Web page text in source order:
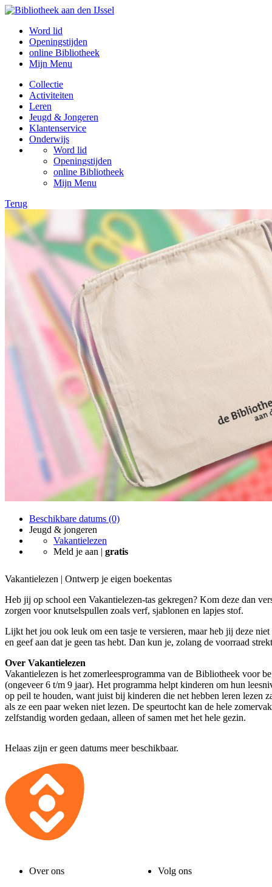
Word lid
Openingstijden
online Bibliotheek
Mijn Menu
Collectie
Activiteiten
Leren
Jeugd & Jongeren
Klantenservice
Onderwijs
Word lid
Openingstijden
online Bibliotheek
Mijn Menu
Terug
Beschikbare datums (0)
Jeugd & jongeren
Vakantielezen
Meld je aan | gratis
Vakantielezen | Ontwerp je eigen boekentas
Heb jij op school een Vakantielezen-tas gekregen? Kom deze dan
zorgen voor knutselspullen zoals verf, sjablonen en lapjes stof.
Lijkt het jou ook leuk om een tasje te versieren, maar heb jij deze
en geef aan dat je geen tas hebt. Dan kun je, zolang de voorraad
Over Vakantielezen
Vakantielezen is het zomerleesprogramma van de Bibliotheek voor
(ongeveer 6 t/m 9 jaar). Het programma helpt kinderen om hun
op peil te houden, want juist bij kinderen die net hebben leren lezen
als ze een paar weken niet lezen. De speurtocht kan de hele
zelfstandig worden gedaan, alleen of samen met het hele gezin.
Helaas zijn er geen datums meer beschikbaar.
Over ons Volg ons